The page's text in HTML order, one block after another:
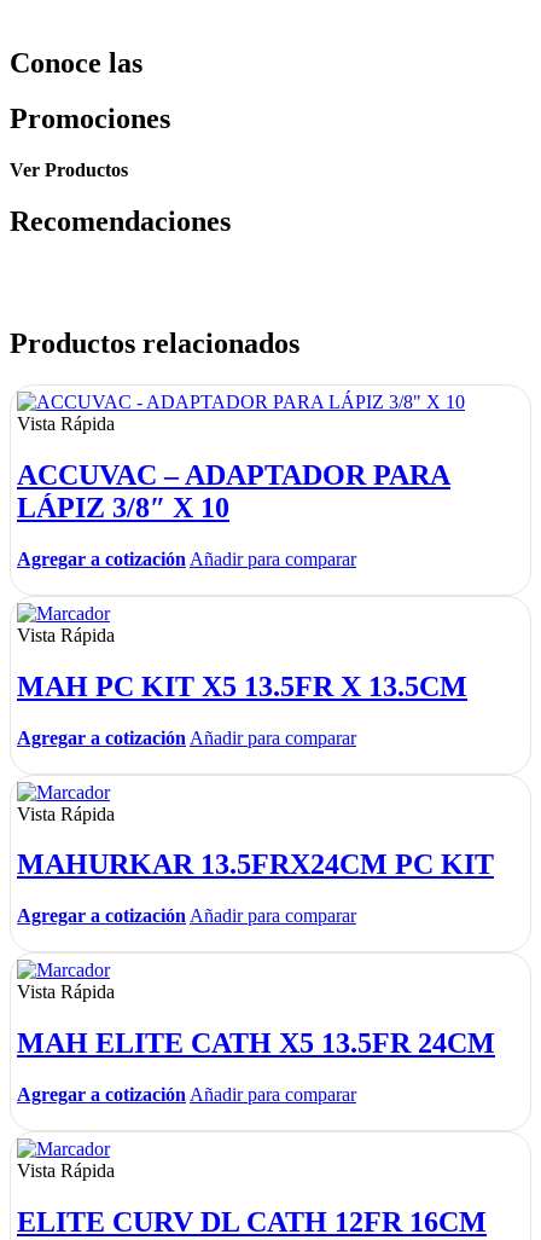
Conoce las
Promociones
Ver Productos
Recomendaciones
Productos relacionados
Vista Rápida
ACCUVAC – ADAPTADOR PARA
LÁPIZ 3/8″ X 10
Agregar a cotización Añadir para comparar
Vista Rápida
MAH PC KIT X5 13.5FR X 13.5CM
Agregar a cotización Añadir para comparar
Vista Rápida
MAHURKAR 13.5FRX24CM PC KIT
Agregar a cotización Añadir para comparar
Vista Rápida
MAH ELITE CATH X5 13.5FR 24CM
Agregar a cotización Añadir para comparar
Vista Rápida
ELITE CURV DL CATH 12FR 16CM